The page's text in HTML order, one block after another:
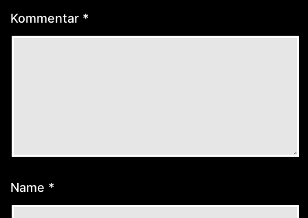
Kommentar *
Name *